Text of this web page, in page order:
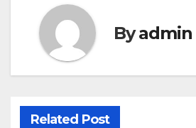
Byadmin
Related Post